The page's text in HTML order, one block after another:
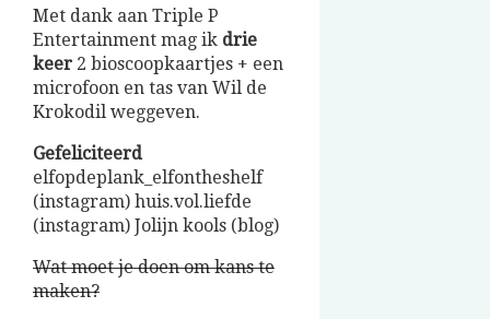
Met dank aan Triple P
Entertainment mag ik drie
keer 2 bioscoopkaartjes + een
microfoon en tas van Wil de
Krokodil weggeven.
Gefeliciteerd
elfopdeplank_elfontheshelf
(instagram) huis.vol.liefde
(instagram) Jolijn kools (blog)
Wat moet je doen om kans te
maken?